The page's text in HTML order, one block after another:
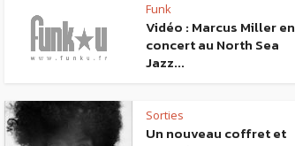
Funk
Vidéo : Marcus Miller en
concert au North Sea
Jazz...
Sorties
Un nouveau coffret et